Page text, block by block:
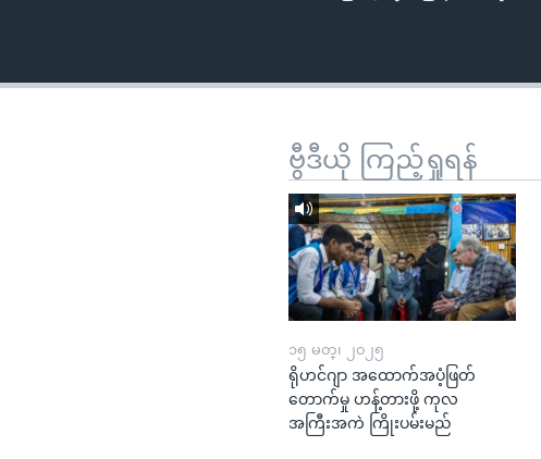
ဗွီဒီယို ကြည့်ရှုရန်
၁၅ မတ္၊ ၂၀၂၅
ရိုဟင်ဂျာ အထောက်အပံ့ဖြတ်
တောက်မှု ဟန့်တားဖို့ ကုလ
အကြီးအကဲ ကြိုးပမ်းမည်